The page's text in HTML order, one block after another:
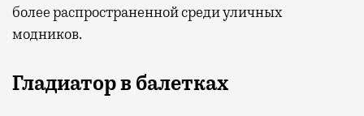
более распространенной среди уличных
модников.
Гладиатор в балетках